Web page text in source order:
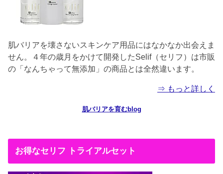
肌バリアを壊さないスキンケア用品にはなかなか出会えま
せん。４年の歳月をかけて開発したSelif（セリフ）は市販
の「なんちゃって無添加」の商品とは全然違います。
⇒ もっと詳しく
肌バリアを育むblog
お得なセリフ トライアルセット